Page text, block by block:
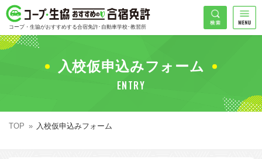
コープ・生協おすすめの合宿免許
コープ・生協がおすすめする合宿免許･自動車学校･教習所
HOME
コープ・生協おすすめの合宿免許ランキング
普通車
エリアで探す
地域
検索
入校仮申込みフォーム
ENTRY
TOP 入校仮申込みフォーム